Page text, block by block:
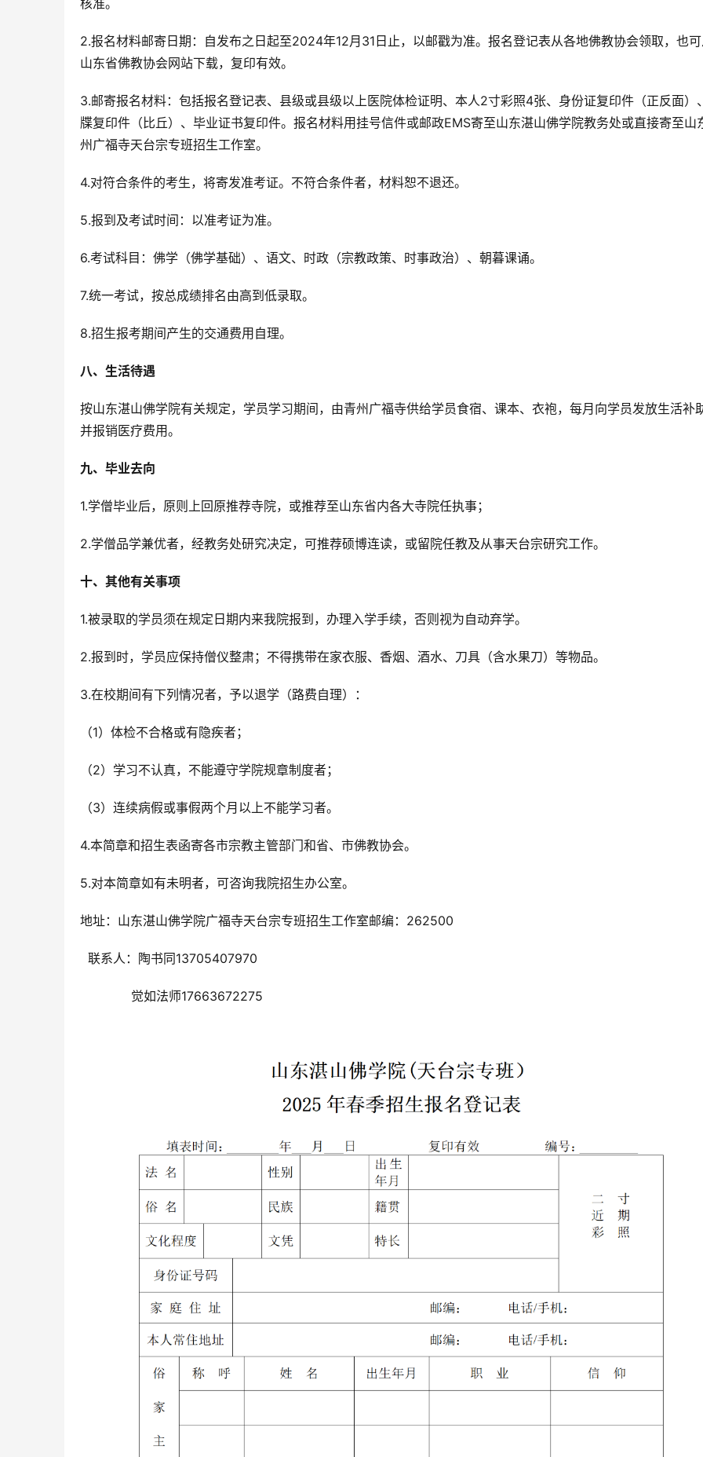
核准。
2.报名材料邮寄日期：自发布之日起至2024年12月31日止，以邮戳为准。报名登记表从各地佛教协会领取，也
山东省佛教协会网站下载，复印有效。
3.邮寄报名材料：包括报名登记表、县级或县级以上医院体检证明、本人2寸彩照4张、身份证复印件（正反面）
牒复印件（比丘）、毕业证书复印件。报名材料用挂号信件或邮政EMS寄至山东湛山佛学院教务处或直接寄至山
州广福寺天台宗专班招生工作室。
4.对符合条件的考生，将寄发准考证。不符合条件者，材料恕不退还。
5.报到及考试时间：以准考证为准。
6.考试科目：佛学（佛学基础）、语文、时政（宗教政策、时事政治）、朝暮课诵。
7.统一考试，按总成绩排名由高到低录取。
8.招生报考期间产生的交通费用自理。
八、生活待遇
按山东湛山佛学院有关规定，学员学习期间，由青州广福寺供给学员食宿、课本、衣袍，每月向学员发放生活补
并报销医疗费用。
九、毕业去向
1.学僧毕业后，原则上回原推荐寺院，或推荐至山东省内各大寺院任执事；
2.学僧品学兼优者，经教务处研究决定，可推荐硕博连读，或留院任教及从事天台宗研究工作。
十、其他有关事项
1.被录取的学员须在规定日期内来我院报到，办理入学手续，否则视为自动弃学。
2.报到时，学员应保持僧仪整肃；不得携带在家衣服、香烟、酒水、刀具（含水果刀）等物品。
3.在校期间有下列情况者，予以退学（路费自理）：
（1）体检不合格或有隐疾者；
（2）学习不认真，不能遵守学院规章制度者；
（3）连续病假或事假两个月以上不能学习者。
4.本简章和招生表函寄各市宗教主管部门和省、市佛教协会。
5.对本简章如有未明者，可咨询我院招生办公室。
地址：山东湛山佛学院广福寺天台宗专班招生工作室邮编：262500
联系人：陶书同13705407970
觉如法师17663672275